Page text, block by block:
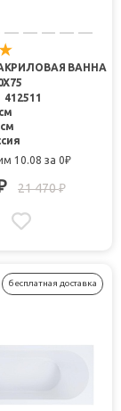
АКРИЛОВАЯ ВАННА
412511
10.08 за 0₽
21 470₽
бесплатная доставка